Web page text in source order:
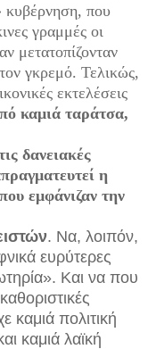
κυβέρνηση, που
γραμμές οι
μετατοπίζονταν
γκρεμό. Τελικώς,
εκτελέσεις
καμιά ταράτσα,
δανειακές
η
εμφάνιζαν την
. Να, λοιπόν,
ευρύτερες
Και να που
καμιά πολιτική
καμιά λαϊκή